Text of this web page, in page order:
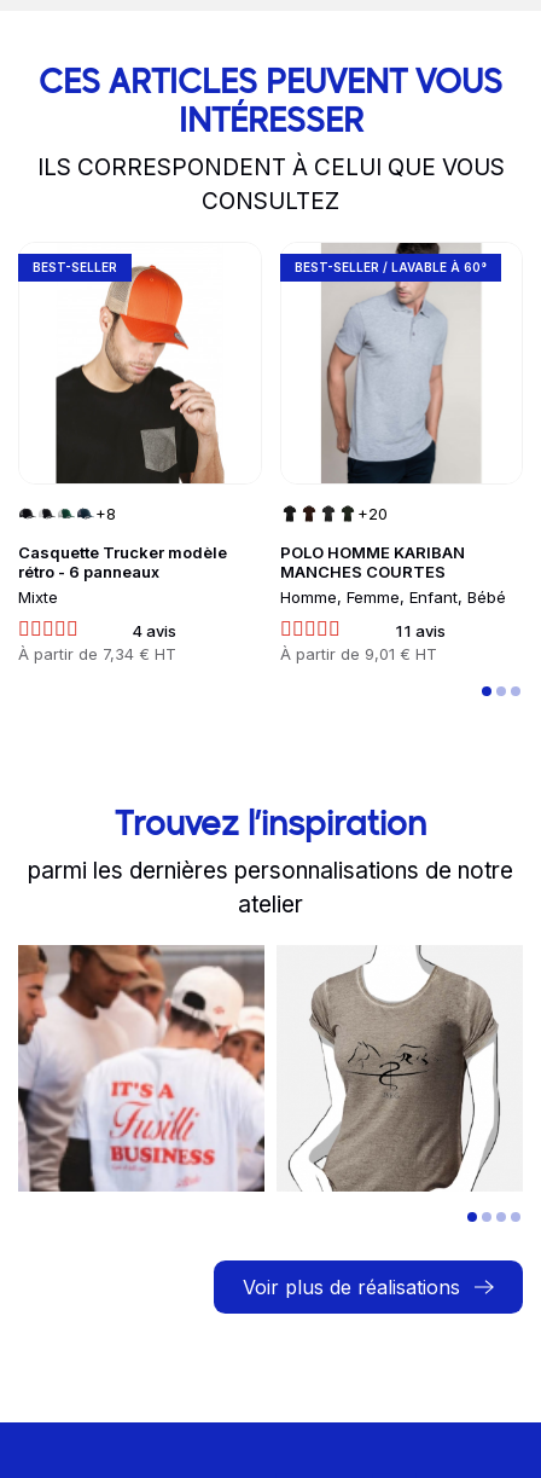
CES ARTICLES PEUVENT VOUS
INTÉRESSER
ILS CORRESPONDENT À CELUI QUE VOUS
CONSULTEZ
slide1 to 2of 5
Casquette Trucker modèle
rétro - 6 panneaux
Mixte
4 avis
Prix
À partir de 7,34 € HT
BEST-SELLER
+8
Go to product page
POLO HOMME KARIBAN
MANCHES COURTES
Homme, Femme, Enfant, Bébé
11 avis
Prix
À partir de 9,01 € HT
BEST-SELLER / LAVABLE À 60°
+20
Go to product page
Trouvez l’inspiration
parmi les dernières personnalisations de notre
atelier
slide 1 to 2of 8
Alfredo à Croix : une
Read more AREG
Read more
Voir plus de réalisations